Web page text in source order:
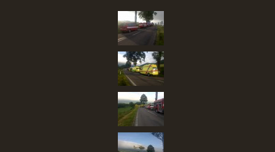
English Deutsch
© 2026 eStránky.cz